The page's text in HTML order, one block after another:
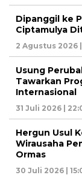
Dipanggil ke
Ciptamulya
2 Agustus 2026
Usung
Tawarkan
Internasional
31 Juli 2026 |
Hergun Usul
Wirausaha
Ormas
30 Juli 2026 |